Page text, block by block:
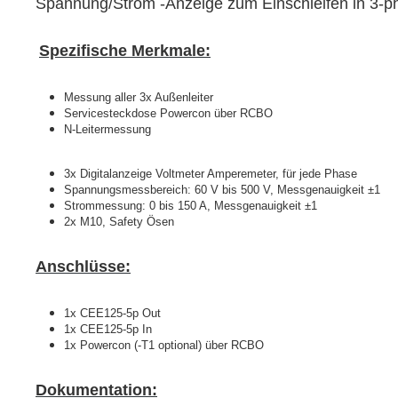
Spannung/Strom -Anzeige zum Einschleifen in 3-
Spezifische Merkmale:
Messung aller 3x Außenleiter
Servicesteckdose Powercon über RCBO
N-Leitermessung
3x Digitalanzeige Voltmeter Amperemeter, für jede Phase
Spannungsmessbereich: 60 V bis 500 V, Messgenauigkeit ‎±1
Strommessung: 0 bis 150 A, Messgenauigkeit ±1
2x M10, Safety Ösen
Anschlüsse:
1x CEE125-5p Out
1x CEE125-5p In
1x Powercon (-T1 optional) über RCBO
Dokumentation: